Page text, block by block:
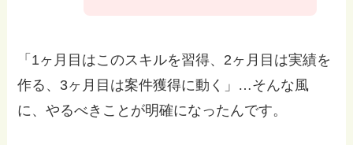
「1ヶ月目はこのスキルを習得、2ヶ月目は実績を
作る、3ヶ月目は案件獲得に動く」…そんな風
に、やるべきことが明確になったんです。